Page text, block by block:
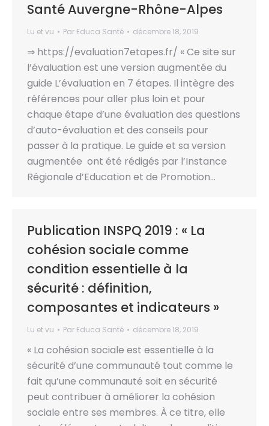
Santé Auvergne-Rhône-Alpes
Lu et vu Par Educa Santé décembre 18, 2019
⇒ https://evaluation7etapes.fr/ « Ce site sur
l’évaluation est une version augmentée du
guide L’évaluation en 7 étapes. Il intègre des
références pour aller plus loin et pour
chaque étape d’une évaluation des questions
d’auto-évaluation et des conseils pour
passer à la pratique. Le guide et sa version
augmentée ont été rédigés par l’Instance
Régionale d’Education et de Promotion…
Publication INSPQ 2019 : « La
cohésion sociale comme
condition essentielle à la
sécurité : définition,
composantes et indicateurs »
Lu et vu Par Educa Santé décembre 18, 2019
« La cohésion sociale est essentielle à la
sécurité d’une communauté tout comme le
fait qu’une communauté soit en sécurité
peut contribuer à améliorer la cohésion
sociale entre ses membres. À ce titre, elle